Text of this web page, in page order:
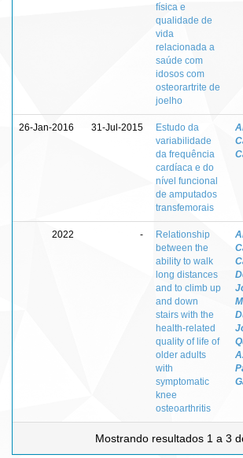
física e
qualidade de
vida
relacionada a
saúde com
idosos com
osteorartrite de
joelho
26-Jan-2016 31-Jul-2015
Estudo da
variabilidade
da frequência
cardíaca e do
nível funcional
de amputados
transfemorais
2022 -
Relationship
between the
ability to walk
long distances
and to climb up
and down
stairs with the
health-related
quality of life of
older adults
with
symptomatic
knee
osteoarthritis
Mostrando resultados 1 a 3